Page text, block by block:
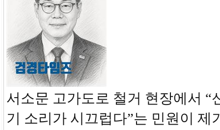
서소문 고가도로 철거 현장에서 “
기 소리가 시끄럽다”는 민원이 제